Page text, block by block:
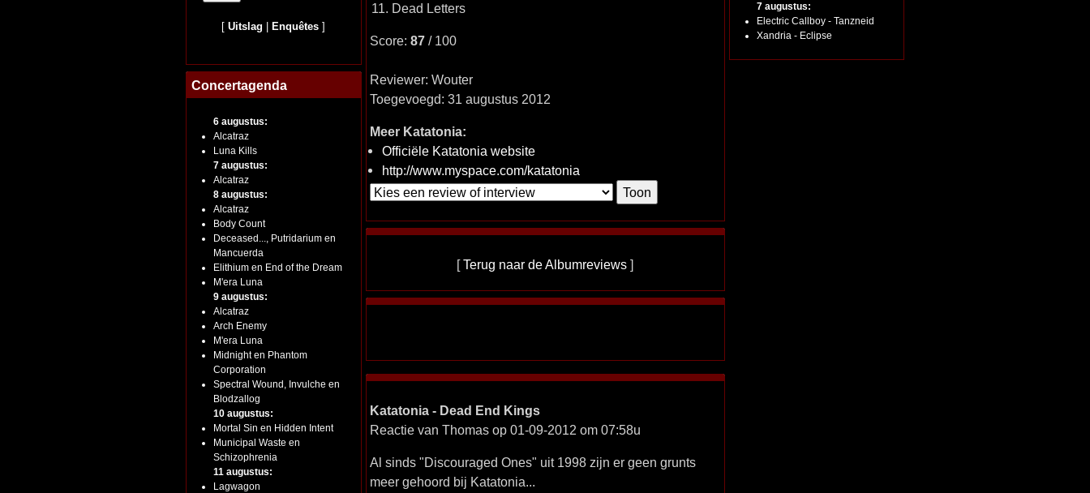
[Uitslag Enquêtes ]
Concertagenda
6 augustus:
Alcatraz
Luna Kills
7 augustus:
Alcatraz
8 augustus:
Alcatraz
Body Count
Deceased..., Putridarium en
Mancuerda
Elithium en End of the Dream
M'era Luna
9 augustus:
Alcatraz
Arch Enemy
M'era Luna
Midnight en Phantom
Corporation
Spectral Wound, Invulche en
Blodzallog
10 augustus:
Mortal Sin en Hidden Intent
Municipal Waste en
Schizophrenia
11 augustus:
Lagwagon
11. Dead Letters
Score: 87/ 100
Reviewer: Wouter
Toegevoegd: 31 augustus 2012
Meer Katatonia:
Officiële Katatonia website
http://www.myspace.com/katatonia
[Terug naar de Albumreviews ]
Katatonia - Dead End Kings
Reactie van Thomas op 01-09-2012 om 07:58u
Al sinds "Discouraged Ones" uit 1998 zijn er geen grunts
meer gehoord bij Katatonia...
7 augustus:
Electric Callboy - Tanzneid
Xandria - Eclipse